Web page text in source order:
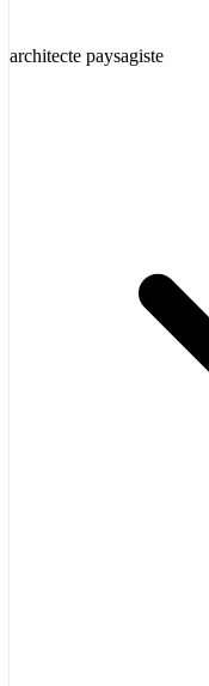
architecte paysagiste